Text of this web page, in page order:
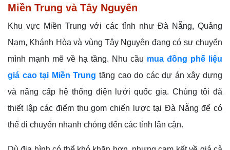
Miền Trung và Tây Nguyên
Khu vực Miền Trung với các tỉnh như Đà Nẵng, Quảng
Nam, Khánh Hòa và vùng Tây Nguyên đang có sự chuyển
mình mạnh mẽ về hạ tầng. Nhu cầu mua đồng phế liệu
giá cao tại Miền Trung tăng cao do các dự án xây dựng
và nâng cấp hệ thống điện lưới quốc gia. Chúng tôi đã
thiết lập các điểm thu gom chiến lược tại Đà Nẵng để có
thể di chuyển nhanh chóng đến các tỉnh lân cận.